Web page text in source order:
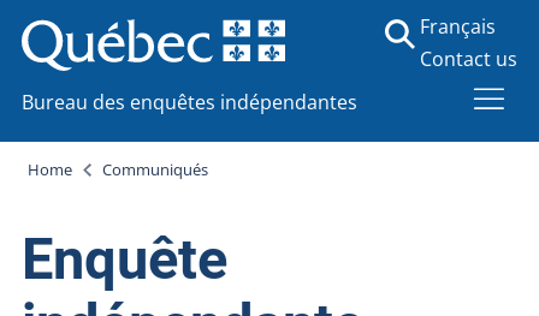
Bureau des enquêtes indépendantes
Français
Contact us
Home Communiqués
Enquête